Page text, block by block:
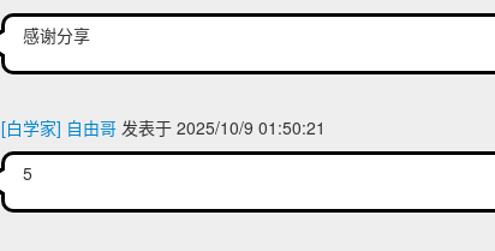
感谢分享
[白学家] 自由哥发表于 2025/10/9 01:50:21
5